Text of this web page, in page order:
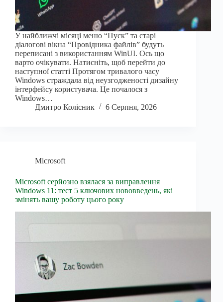
У найближчі місяці меню “Пуск” та старі
діалогові вікна “Провідника файлів” будуть
переписані з використанням WinUI. Ось що
варто очікувати. Натисніть, щоб перейти до
наступної статті Протягом тривалого часу
Windows страждала від неузгодженості дизайну
інтерфейсу користувача. Це почалося з
Windows…
Дмитро Колісник
6 Серпня, 2026
Microsoft
Microsoft серйозно взялася за виправлення
Windows 11: тест 5 ключових нововведень, які
змінять вашу роботу цього року